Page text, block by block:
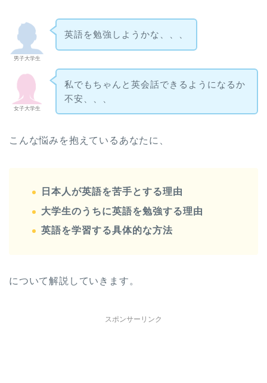
男子大学生
英語を勉強しようかな、、、
女子大学生
私でもちゃんと英会話できるようになるか
不安、、、
こんな悩みを抱えているあなたに、
日本人が英語を苦手とする理由
大学生のうちに英語を勉強する理由
英語を学習する具体的な方法
について解説していきます。
スポンサーリンク